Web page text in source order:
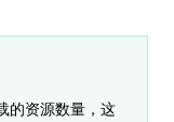
的资源数量，这